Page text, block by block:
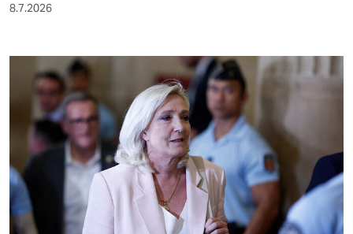
8.7.2026